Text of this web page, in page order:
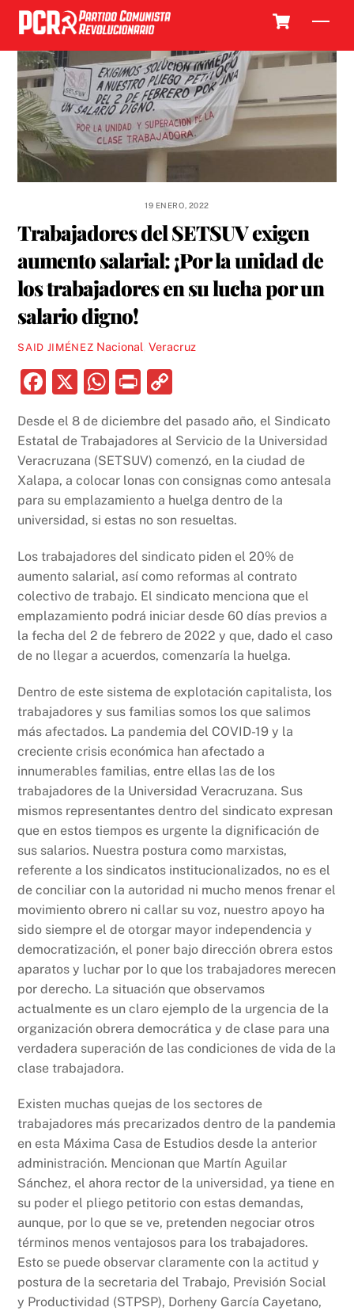
Skip
content
19 ENERO, 2022
Trabajadores del SETSUV exigen
aumento salarial: ¡Por la unidad de
los trabajadores en su lucha por un
salario digno!
SAID JIMÉNEZ Nacional ,Veracruz
F
c
e
b
o
o
k
X
W
at
s
A
p
p
P
nt p
y
Li
n
k
Desde el 8 de diciembre del pasado año, el Sindicato
Estatal de Trabajadores al Servicio de la Universidad
Veracruzana (SETSUV) comenzó, en la ciudad de
Xalapa, a colocar lonas con consignas como antesala
para su emplazamiento a huelga dentro de la
universidad, si estas no son resueltas.
Los trabajadores del sindicato piden el 20% de
aumento salarial, así como reformas al contrato
colectivo de trabajo. El sindicato menciona que el
emplazamiento podrá iniciar desde 60 días previos a
la fecha del 2 de febrero de 2022 y que, dado el caso
de no llegar a acuerdos, comenzaría la huelga.
Dentro de este sistema de explotación capitalista, los
trabajadores y sus familias somos los que salimos
más afectados. La pandemia del COVID-19 y la
creciente crisis económica han afectado a
innumerables familias, entre ellas las de los
trabajadores de la Universidad Veracruzana. Sus
mismos representantes dentro del sindicato expresan
que en estos tiempos es urgente la dignificación de
sus salarios. Nuestra postura como marxistas,
referente a los sindicatos institucionalizados, no es el
de conciliar con la autoridad ni mucho menos frenar el
movimiento obrero ni callar su voz, nuestro apoyo ha
sido siempre el de otorgar mayor independencia y
democratización, el poner bajo dirección obrera estos
aparatos y luchar por lo que los trabajadores merecen
por derecho. La situación que observamos
actualmente es un claro ejemplo de la urgencia de la
organización obrera democrática y de clase para una
verdadera superación de las condiciones de vida de la
clase trabajadora.
Existen muchas quejas de los sectores de
trabajadores más precarizados dentro de la pandemia
en esta Máxima Casa de Estudios desde la anterior
administración. Mencionan que Martín Aguilar
Sánchez, el ahora rector de la universidad, ya tiene en
su poder el pliego petitorio con estas demandas,
aunque, por lo que se ve, pretenden negociar otros
términos menos ventajosos para los trabajadores.
Esto se puede observar claramente con la actitud y
postura de la secretaria del Trabajo, Previsión Social
y Productividad (STPSP), Dorheny García Cayetano,